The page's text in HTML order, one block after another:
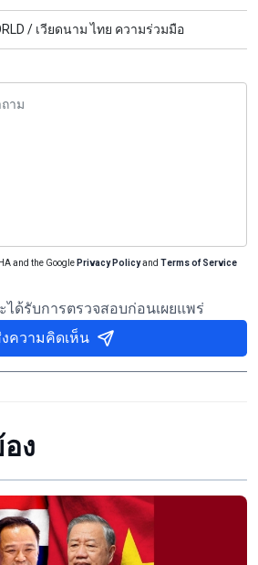
/ เวียดนาม ไทย ความร่วมมือ
and the Google Privacy Policyand Terms of Service
ด้รับการตรวจสอบก่อนเผยแพร่
ความคิดเห็น
ง